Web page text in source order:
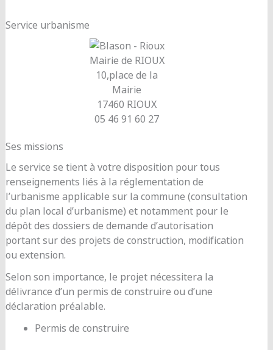
Service urbanisme
Mairie de RIOUX
10,place de la
Mairie
17460 RIOUX
05 46 91 60 27
Ses missions
Le service se tient à votre disposition pour tous
renseignements liés à la réglementation de
l’urbanisme applicable sur la commune (consultation
du plan local d’urbanisme) et notamment pour le
dépôt des dossiers de demande d’autorisation
portant sur des projets de construction, modification
ou extension.
Selon son importance, le projet nécessitera la
délivrance d’un permis de construire ou d’une
déclaration préalable.
Permis de construire